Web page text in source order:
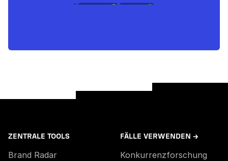
ZENTRALE TOOLS
Brand Radar
FÄLLE VERWENDEN →
Konkurrenzforschung